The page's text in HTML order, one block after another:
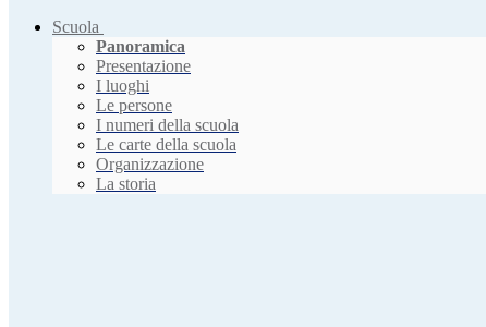
Scuola
Panoramica
Presentazione
I luoghi
Le persone
I numeri della scuola
Le carte della scuola
Organizzazione
La storia